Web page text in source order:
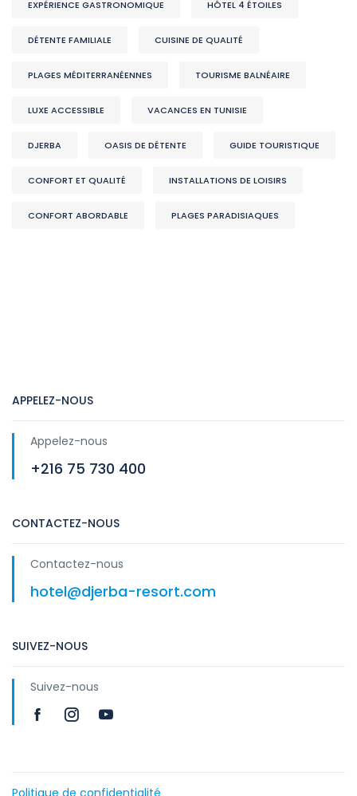
EXPÉRIENCE GASTRONOMIQUE HÔTEL 4 ÉTOILES
DÉTENTE FAMILIALE CUISINE DE QUALITÉ
PLAGES MÉDITERRANÉENNES TOURISME BALNÉAIRE
LUXE ACCESSIBLE VACANCES EN TUNISIE
DJERBA OASIS DE DÉTENTE GUIDE TOURISTIQUE
CONFORT ET QUALITÉ INSTALLATIONS DE LOISIRS
CONFORT ABORDABLE PLAGES PARADISIAQUES
APPELEZ-NOUS
Appelez-nous
+216 75 730 400
CONTACTEZ-NOUS
Contactez-nous
hotel@djerba-resort.com
SUIVEZ-NOUS
Suivez-nous